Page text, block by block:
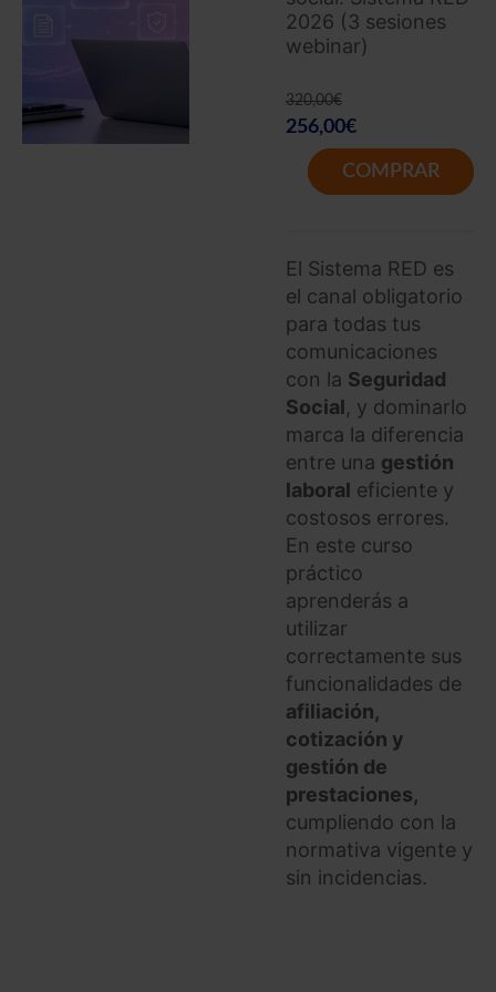
Saber más acerca de las cookies
2026 (3 sesiones
webinar)
320,00€
256,00€
COMPRAR
El Sistema RED es
el canal obligatorio
para todas tus
comunicaciones
con la Seguridad
Social, y dominarlo
marca la diferencia
entre una gestión
laboral eficiente y
costosos errores.
En este curso
práctico
aprenderás a
utilizar
correctamente sus
funcionalidades de
afiliación,
cotización y
gestión de
prestaciones,
cumpliendo con la
normativa vigente y
sin incidencias.